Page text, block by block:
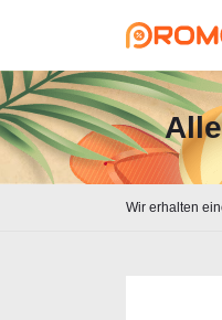
Wir erhalten